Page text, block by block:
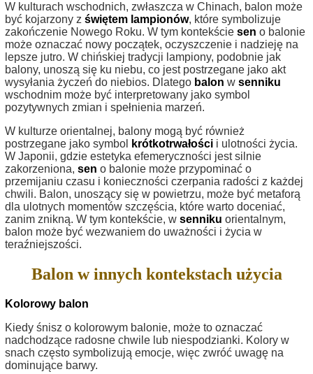
W kulturach wschodnich, zwłaszcza w Chinach, balon może
być kojarzony z świętem lampionów, które symbolizuje
zakończenie Nowego Roku. W tym kontekście sen o balonie
może oznaczać nowy początek, oczyszczenie i nadzieję na
lepsze jutro. W chińskiej tradycji lampiony, podobnie jak
balony, unoszą się ku niebu, co jest postrzegane jako akt
wysyłania życzeń do niebios. Dlatego balon w senniku
wschodnim może być interpretowany jako symbol
pozytywnych zmian i spełnienia marzeń.
W kulturze orientalnej, balony mogą być również
postrzegane jako symbol
krótkotrwałości i ulotności życia.
W Japonii, gdzie estetyka efemeryczności jest silnie
zakorzeniona, sen o balonie może przypominać o
przemijaniu czasu i konieczności czerpania radości z każdej
chwili. Balon, unoszący się w powietrzu, może być metaforą
dla ulotnych momentów szczęścia, które warto doceniać,
zanim znikną. W tym kontekście, w senniku orientalnym,
balon może być wezwaniem do uważności i życia w
teraźniejszości.
Balon w innych kontekstach użycia
Kolorowy balon
Kiedy śnisz o kolorowym balonie, może to oznaczać
nadchodzące radosne chwile lub niespodzianki. Kolory w
snach często symbolizują emocje, więc zwróć uwagę na
dominujące barwy.